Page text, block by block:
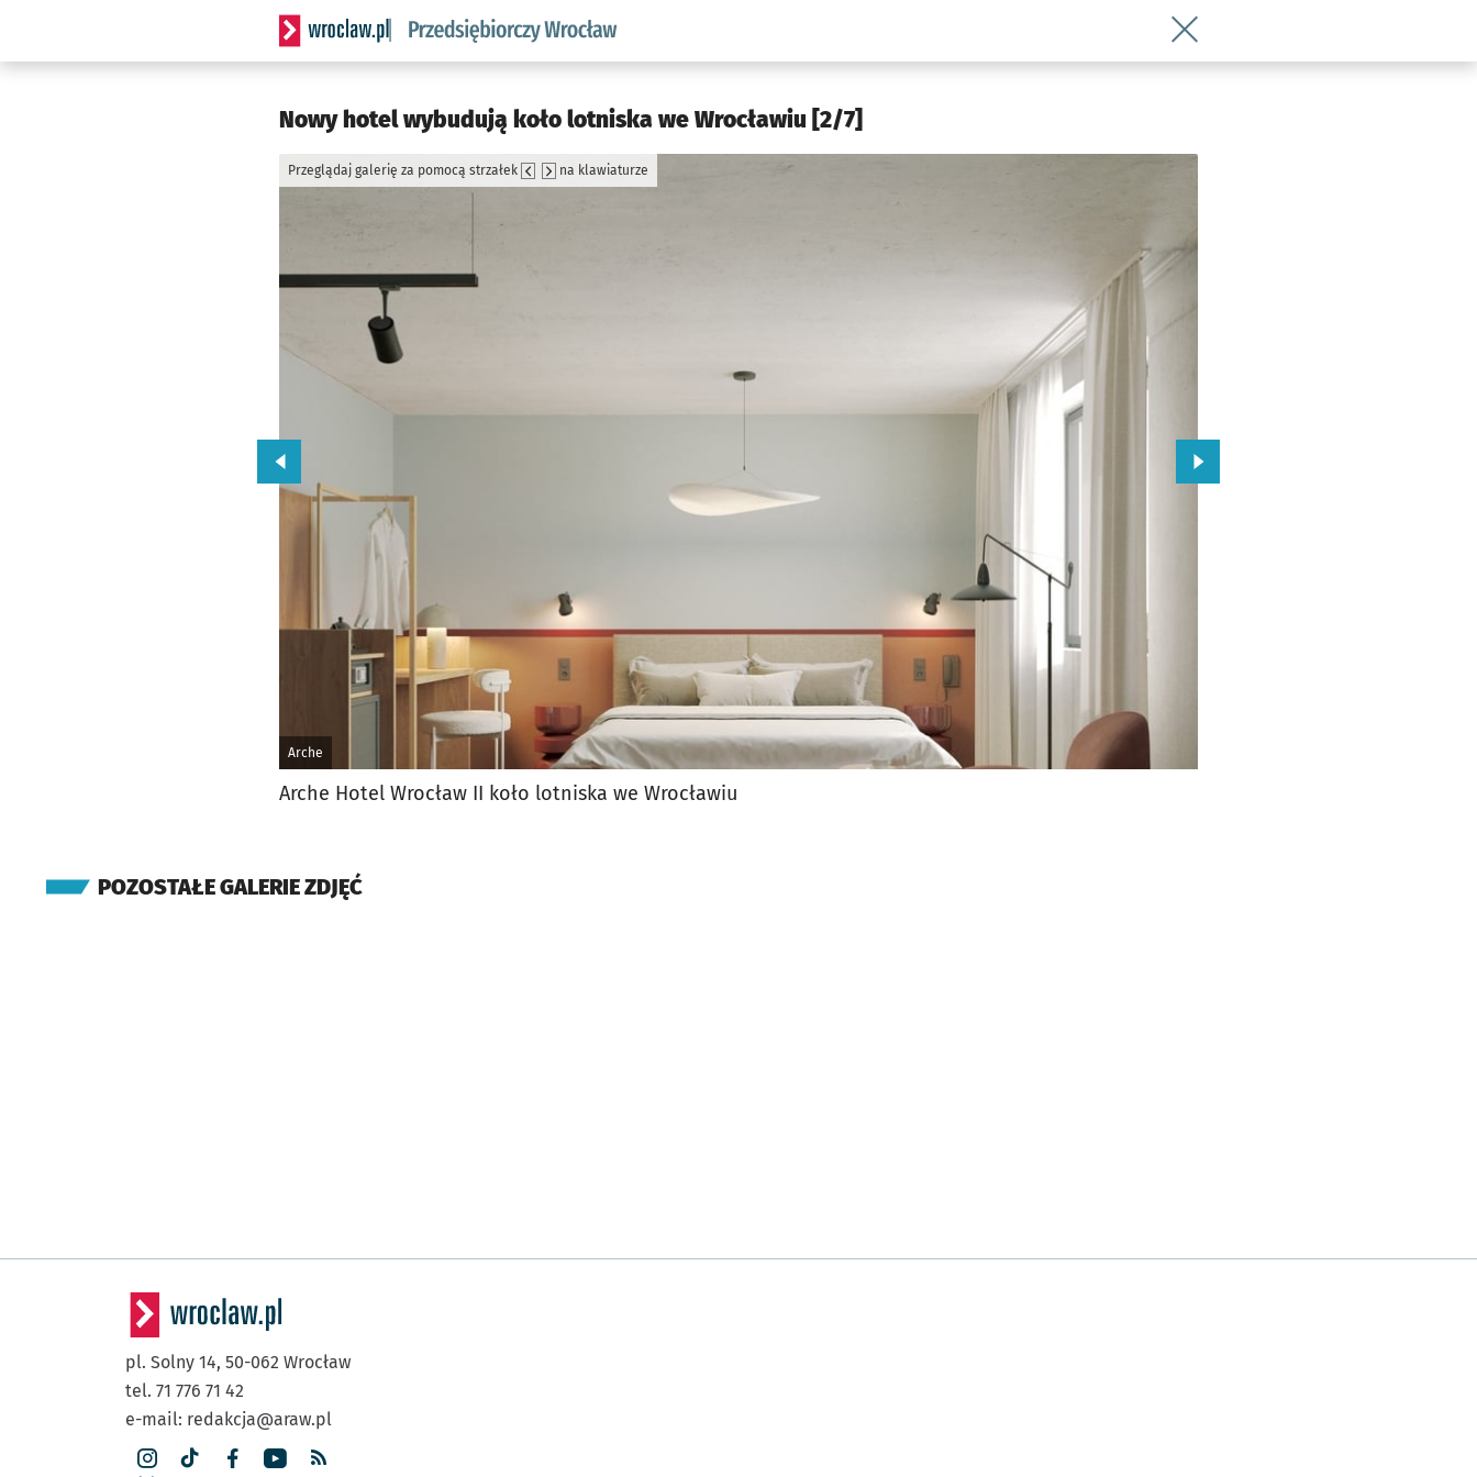
Serwis informacyjny wroclaw.pl podserwis: Strategia rozwoju przedsiębiorczości miasta Wrocławia
Wróć do artykułu Nowy hotel
Nowy hotel wybudują koło lotniska we Wrocławiu [2/7]
Arche
Przeglądaj galerię za pomocą strzałek na klawiaturze
Przejdź do poprzedniego zdjęcia. Przejdź do kolejnego zdjęcia.
Arche Hotel Wrocław II koło lotniska we Wrocławiu
POZOSTAŁE GALERIE ZDJĘĆ
pl. Solny 14, 50-062 Wrocław
tel. 71 776 71 42
e-mail: redakcja@araw.pl